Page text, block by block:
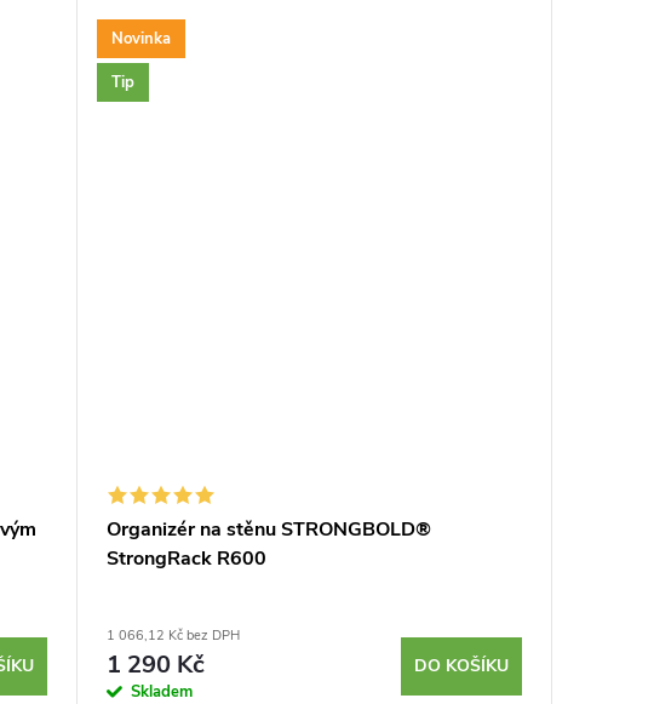
Novinka
Tip
Organizér na stěnu STRONGBOLD®
StrongRack R600
1 066,12 Kč bez DPH
1 290 Kč
Skladem
DO KOŠÍKU